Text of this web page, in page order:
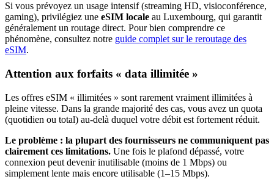
Si vous prévoyez un usage intensif (streaming HD, visioconférence,
gaming), privilégiez une eSIM locale au Luxembourg, qui garantit
généralement un routage direct. Pour bien comprendre ce
phénomène, consultez notre guide complet sur le reroutage des
eSIM.
Attention aux forfaits « data illimitée »
Les offres eSIM « illimitées » sont rarement vraiment illimitées à
pleine vitesse. Dans la grande majorité des cas, vous avez un quota
(quotidien ou total) au-delà duquel votre débit est fortement réduit.
Le problème : la plupart des fournisseurs ne communiquent pas
clairement ces limitations. Une fois le plafond dépassé, votre
connexion peut devenir inutilisable (moins de 1 Mbps) ou
simplement lente mais encore utilisable (1–15 Mbps).